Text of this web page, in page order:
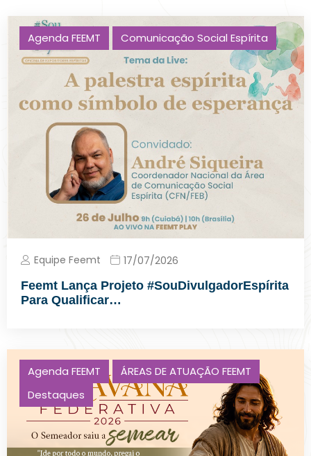
Agenda FEEMT Comunicação Social Espírita
Equipe Feemt
17/07/2026
Feemt Lança Projeto #SouDivulgadorEspírita
Para Qualificar…
Agenda FEEMT
ÁREAS DE ATUAÇÃO FEEMT
Destaques